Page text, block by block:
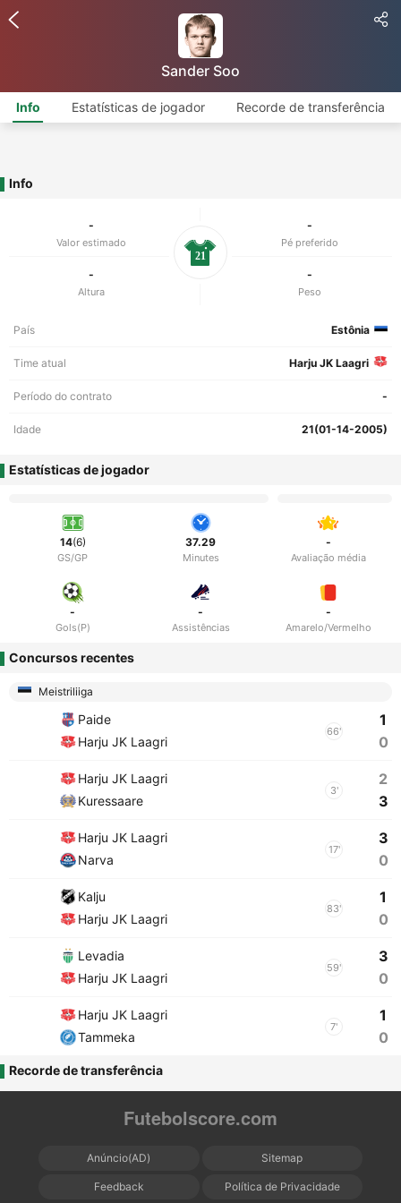
Sander Soo
Info Estatísticas de jogador Recorde de transferência
Info
-
Valor estimado
-
Pé preferido
-
Altura
-
Peso
21
País Estônia
Time atual Harju JK Laagri
Período do contrato -
Idade 21(01-14-2005)
Estatísticas de jogador
14(6)
GS/GP
37.29
Minutes
-
Avaliação média
-
Gols(P)
-
Assistências
-
Amarelo/Vermelho
Concursos recentes
Meistriliiga
Paide
Harju JK Laagri
66'
1
0
Harju JK Laagri
Kuressaare
3'
2
3
Harju JK Laagri
Narva
17'
3
0
Kalju
Harju JK Laagri
83'
1
0
Levadia
Harju JK Laagri
59'
3
0
Harju JK Laagri
Tammeka
7'
1
0
Recorde de transferência
Futebolscore.com
Anúncio(AD) Sitemap
Feedback Política de Privacidade